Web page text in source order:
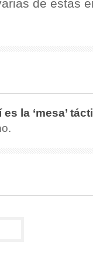
de estas
es la ‘mesa’